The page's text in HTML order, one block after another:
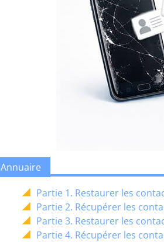
Annuaire
Partie 1. Restaurer les
Partie 2. Récupérer les
Partie 3. Restaurer les
Partie 4. Récupérer les